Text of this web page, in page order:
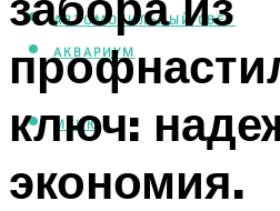
АВТОМОБИЛЬНЫЙ СВЕТ
АКВАРИУМ
МЕНЮ
ключ:
экономия.